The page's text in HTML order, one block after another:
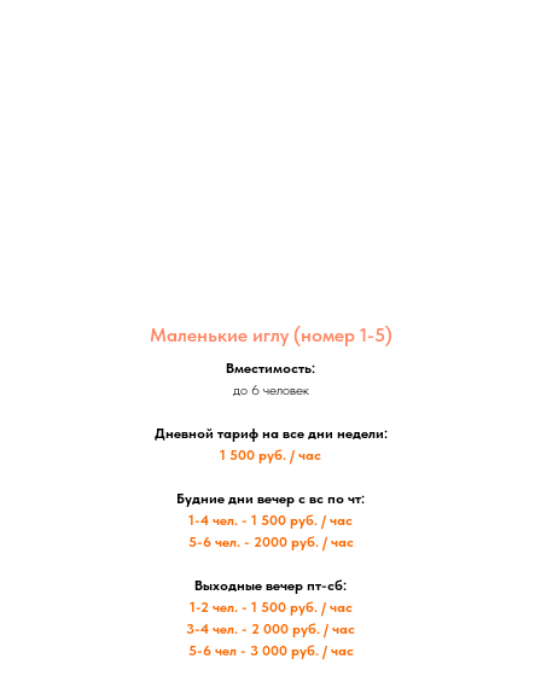
Маленькие иглу (номер 1-5)
Вместимость:
до 6 человек
Дневной тариф на все дни недели:
1 500 руб. / час
Будние дни вечер с вс по чт:
1-4 чел. - 1 500 руб. / час
5-6 чел. - 2000 руб. / час
Выходные вечер пт-сб:
1-2 чел. - 1 500 руб. / час
3-4 чел. - 2 000 руб. / час
5-6 чел - 3 000 руб. / час